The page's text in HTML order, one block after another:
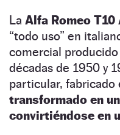
La Alfa Romeo
“todo uso” en
comercial
décadas de 1950 y
particular, fabricado
transformado en
convirtiéndose en